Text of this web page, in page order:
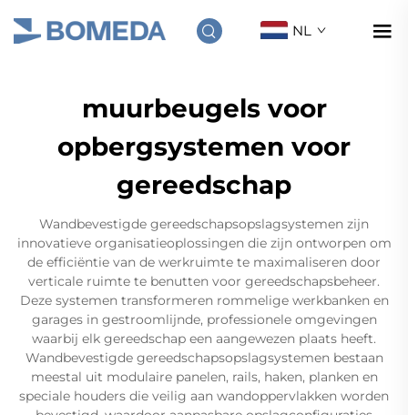
NL
muurbeugels voor
opbergsystemen voor
gereedschap
Wandbevestigde gereedschapsopslagsystemen zijn
innovatieve organisatieoplossingen die zijn ontworpen om
de efficiëntie van de werkruimte te maximaliseren door
verticale ruimte te benutten voor gereedschapsbeheer.
Deze systemen transformeren rommelige werkbanken en
garages in gestroomlijnde, professionele omgevingen
waarbij elk gereedschap een aangewezen plaats heeft.
Wandbevestigde gereedschapsopslagsystemen bestaan
meestal uit modulaire panelen, rails, haken, planken en
speciale houders die veilig aan wandoppervlakken worden